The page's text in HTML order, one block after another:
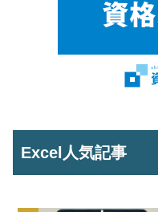
Excel人気記事